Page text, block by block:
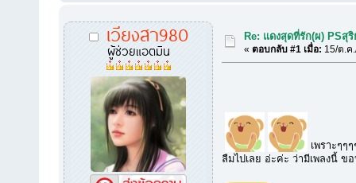
เวียงสา980
ผู้ช่วยแอตมิน
Re: แดงสุดที่รัก(ผ) PSสุ
«ตอบกลับ #1 เมื่อ: 15/ต.ค
เพราะๆๆ
ลืมไปเลย อ่ะค่ะ ว่ามีเพลงนี้